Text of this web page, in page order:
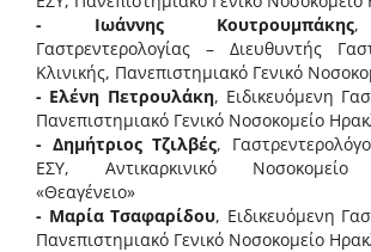
- Ιωάννης Κουτρουμπάκης,
Γαστρεντερολογίας – Διευθυντής
Κλινικής, Πανεπιστημιακό Γενικό
- Ελένη Πετρουλάκη, Ειδικευόμενη
Πανεπιστημιακό Γενικό Νοσοκομείο
- Δημήτριος Τζιλβές,
ΕΣΥ, Αντικαρκινικό Νοσοκομείο
«Θεαγένειο»
- Μαρία Τσαφαρίδου, Ειδικευόμενη
Πανεπιστημιακό Γενικό Νοσοκομείο